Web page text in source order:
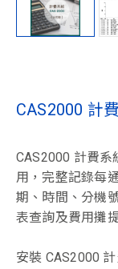
CAS2000 計
CAS2000 計費
用，完整記錄每
期、時間、分機
表查詢及費用攤
安裝 CAS2000